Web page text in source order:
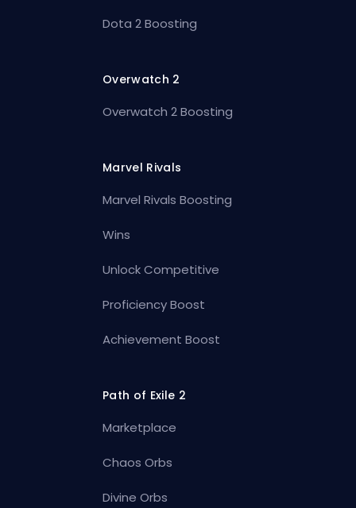
Dota 2 Boosting
Overwatch 2
Overwatch 2 Boosting
Marvel Rivals
Marvel Rivals Boosting
Wins
Unlock Competitive
Proficiency Boost
Achievement Boost
Path of Exile 2
Marketplace
Chaos Orbs
Divine Orbs